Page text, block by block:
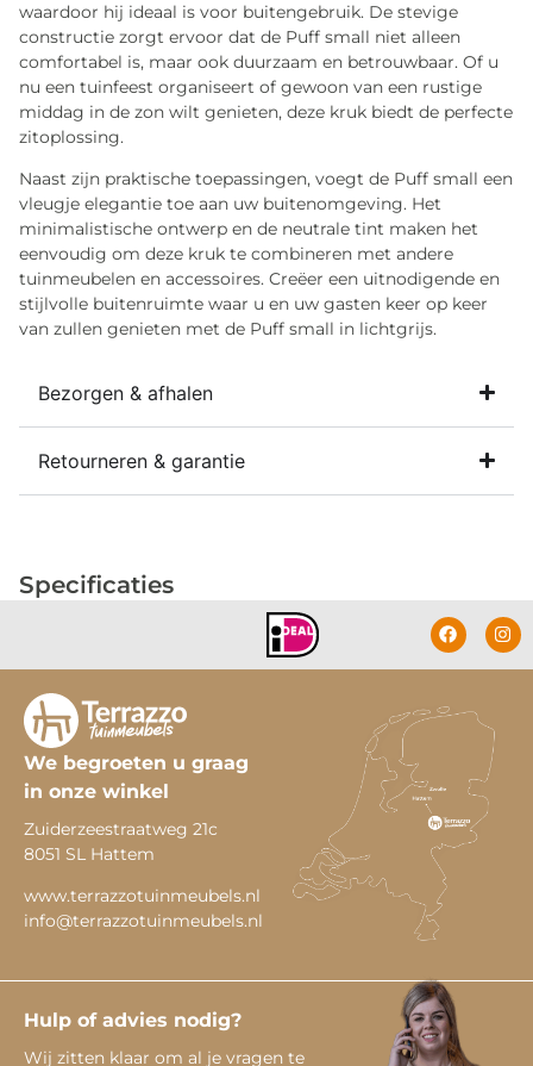
waardoor hij ideaal is voor buitengebruik. De stevige
constructie zorgt ervoor dat de Puff small niet alleen
comfortabel is, maar ook duurzaam en betrouwbaar. Of u
nu een tuinfeest organiseert of gewoon van een rustige
middag in de zon wilt genieten, deze kruk biedt de perfecte
zitoplossing.
Naast zijn praktische toepassingen, voegt de Puff small een
vleugje elegantie toe aan uw buitenomgeving. Het
minimalistische ontwerp en de neutrale tint maken het
eenvoudig om deze kruk te combineren met andere
tuinmeubelen en accessoires. Creëer een uitnodigende en
stijlvolle buitenruimte waar u en uw gasten keer op keer
van zullen genieten met de Puff small in lichtgrijs.
Bezorgen & afhalen
Retourneren & garantie
Specificaties
We begroeten u graag
in onze winkel
Zuiderzeestraatweg 21c
8051 SL Hattem
www.terrazzotuinmeubels.nl
info@terrazzotuinmeubels.nl
Hulp of advies nodig?
Wij zitten klaar om al je vragen te